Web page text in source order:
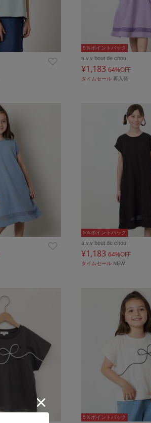
5％ポイントバック
a.v.v bout de chou
¥1,183 64%OFF
タイムセール 再入荷
5％ポイントバック
a.v.v bout de chou
¥1,183 64%OFF
タイムセール NEW
5％ポイントバック